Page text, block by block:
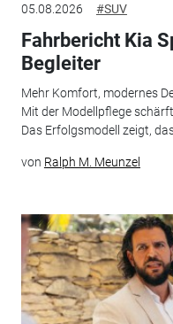
05.08.2026 #SUV
Fahrbericht Kia
Begleiter
Mehr Komfort, modernes
Mit der Modellpflege
Das Erfolgsmodell zeigt,
von Ralph M. Meunzel